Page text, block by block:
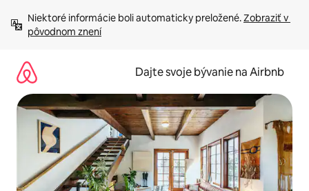
obsah.
Niektoré informácie boli automaticky preložené. Zobraziť v
pôvodnom znení
Dajte svoje bývanie na Airbnb